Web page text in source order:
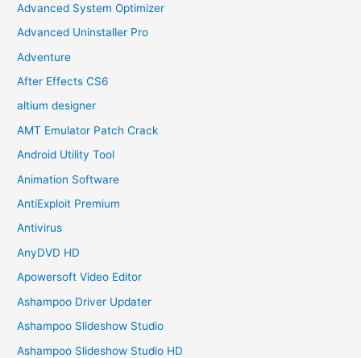
Advanced System Optimizer
Advanced Uninstaller Pro
Adventure
After Effects CS6
altium designer
AMT Emulator Patch Crack
Android Utility Tool
Animation Software
AntiExploit Premium
Antivirus
AnyDVD HD
Apowersoft Video Editor
Ashampoo Driver Updater
Ashampoo Slideshow Studio
Ashampoo Slideshow Studio HD